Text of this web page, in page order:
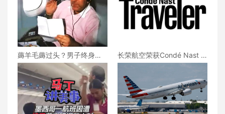
薅羊毛薅过头？男子终身头
等舱免费机票被取消 美国航
空崩溃赔上千万！
长荣航空荣获Condé Nast Tr
aveler肯定 勇夺全球最佳航